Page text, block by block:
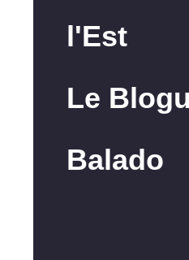
l'Est
Le
Balado